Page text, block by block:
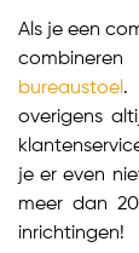
Als je een
bureaustoel.
overigens
je er even
meer dan
inrichtingen!